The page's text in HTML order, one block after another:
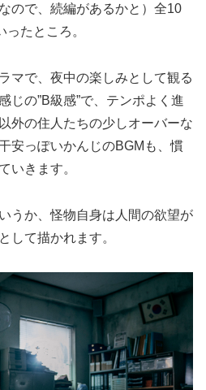
ので、続編があるかと）全10
たところ。
マで、夜中の楽しみとして観る
じの”B級感”で、テンポよく進
外の住人たちの少しオーバーな
安っぽいかんじのBGMも、慣
いきます。
うか、怪物自身は人間の欲望が
して描かれます。